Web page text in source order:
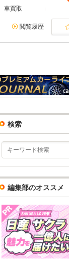
車買取
閲覧履歴
検索
編集部のオススメ